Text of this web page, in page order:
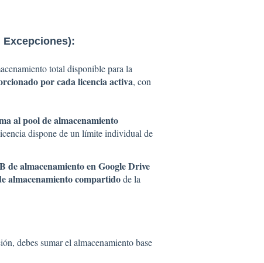
Excepciones):
total disponible para la
por cada licencia activa, con
al pool de almacenamiento
dispone de un límite individual de
de almacenamiento en Google Drive
almacenamiento compartidode la
debes sumar el almacenamiento base